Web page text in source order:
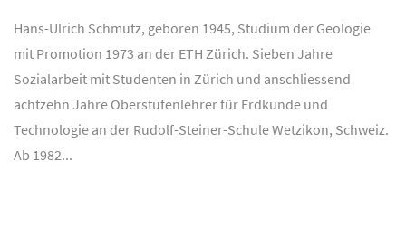
Hans-Ulrich Schmutz, geboren 1945, Studium der Geologie
mit Promotion 1973 an der ETH Zürich. Sieben Jahre
Sozialarbeit mit Studenten in Zürich und anschliessend
achtzehn Jahre Oberstufenlehrer für Erdkunde und
Technologie an der Rudolf-Steiner-Schule Wetzikon, Schweiz.
Ab 1982...